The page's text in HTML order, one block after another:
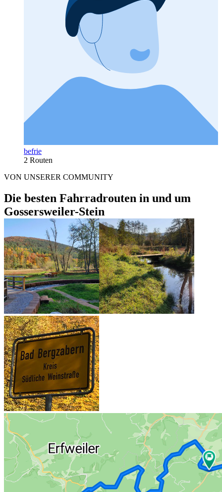
befrie
2 Routen
VON UNSERER COMMUNITY
Die besten Fahrradrouten in und um
Gossersweiler-Stein